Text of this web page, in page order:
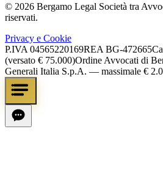
© 2026 Bergamo Legal Società tra
riservati.
Privacy e Cookie
P.IVA 04565220169REA BG-472665
(versato € 75.000)Ordine Avvocati di
Generali Italia S.p.A. — massimale €